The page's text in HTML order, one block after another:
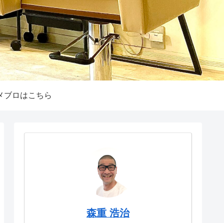
ブロはこちら
森重 浩治